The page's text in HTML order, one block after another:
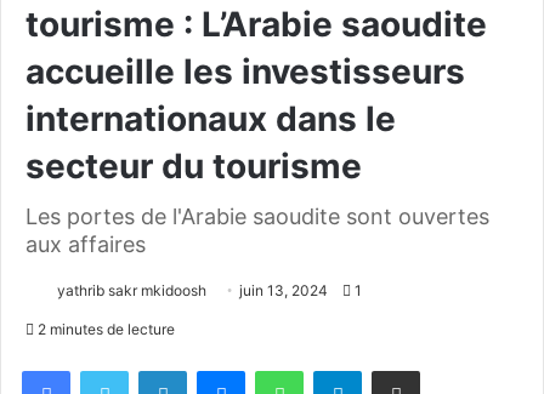
tourisme : L’Arabie saoudite
accueille les investisseurs
internationaux dans le
secteur du tourisme
Les portes de l'Arabie saoudite sont ouvertes
aux affaires
yathrib sakr mkidoosh juin 13, 2024 1
2 minutes de lecture
Telegram